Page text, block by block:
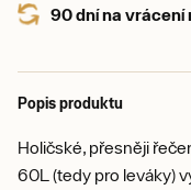
90 dní na vrácení
Popis produktu
Holičské, přesněji
60L (tedy pro leváky)